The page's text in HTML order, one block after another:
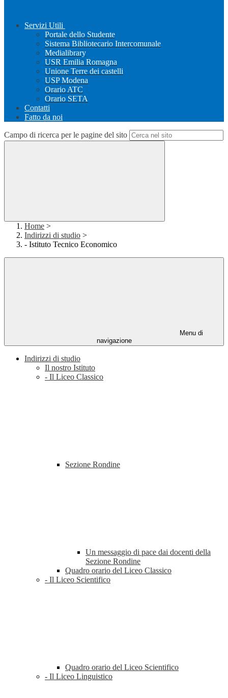
Servizi Utili
Portale dello Studente
Sistema Bibliotecario Intercomunale
Medialibrary
USR Emilia Romagna
Unione Terre dei castelli
USP Modena
Orario ATC
Orario SETA
Contatti
Fatto da noi
Campo di ricerca per le pagine del sito
Home >
Indirizzi di studio >
- Istituto Tecnico Economico
Menu di
navigazione
Indirizzi di studio
Il nostro Istituto
- Il Liceo Classico
Sezione Rondine
Un messaggio di pace dai docenti della
Sezione Rondine
Quadro orario del Liceo Classico
- Il Liceo Scientifico
Quadro orario del Liceo Scientifico
- Il Liceo Linguistico